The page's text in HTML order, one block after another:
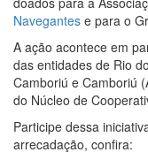
Navegantes e para o
A ação acontece em
das entidades de Rio
Camboriú e Camboriú
do Núcleo de
Participe dessa
arrecadação, confira: